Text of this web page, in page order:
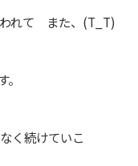
れて また、(T_T)
く続けていこ